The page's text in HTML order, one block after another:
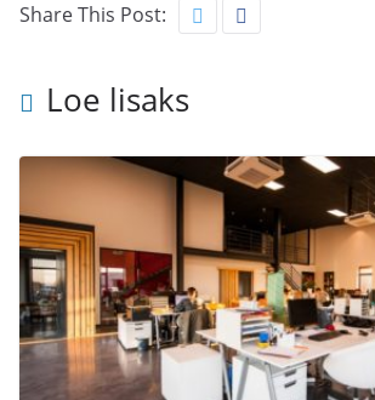
Share This Post:
Loe lisaks